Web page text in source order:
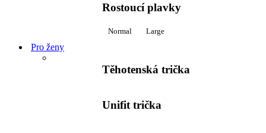
Rostoucí plavky
Normal Large
Pro ženy
Těhotenská trička
Unifit trička